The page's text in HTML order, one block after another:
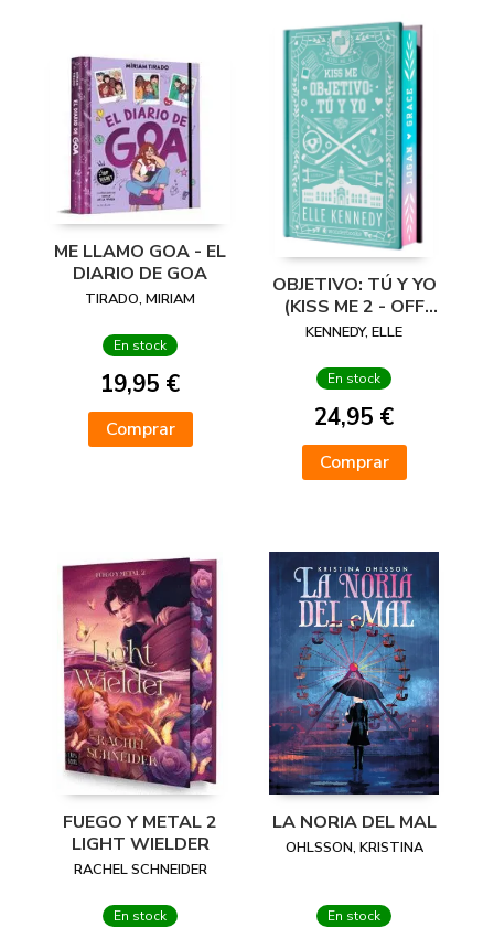
ME LLAMO GOA - EL
DIARIO DE GOA
TIRADO, MIRIAM
En stock
19,95 €
Comprar
OBJETIVO: TÚ Y YO
(KISS ME 2 - OFF
CAMPUS 2) -
EN TAPA DURA
CON
KENNEDY, ELLE
En stock
24,95 €
Comprar
FUEGO Y METAL 2
LIGHT WIELDER
RACHEL SCHNEIDER
En stock
LA NORIA DEL MAL
OHLSSON, KRISTINA
En stock